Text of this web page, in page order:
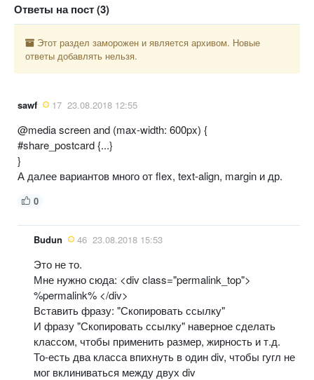
Ответы на пост (3)
Этот раздел заморожен и является архивом. Новые
ответы добавлять нельзя.
sawf 17 23.08.2018 12:55
@media screen and (max-width: 600px) {
#share_postcard {...}
}
А далее вариантов много от flex, text-align, margin и др.
0
Budun 46 23.08.2018 15:53
Это не то.
Мне нужно сюда: <div class="permalink_top">
%permalink% </div>
Вставить фразу: "Скопировать ссылку"
И фразу "Скопировать ссылку" наверное сделать
классом, чтобы применить размер, жирность и т.д.
То-есть два класса впихнуть в один div, чтобы гугл не
мог вклиниваться между двух div